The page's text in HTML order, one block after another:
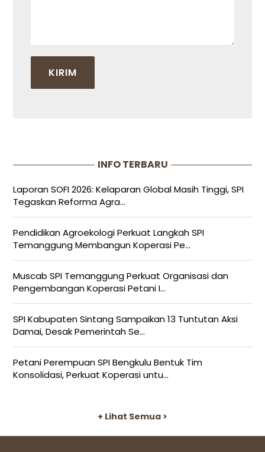
INFO TERBARU
Laporan SOFI 2026: Kelaparan Global Masih Tinggi, SPI
Tegaskan Reforma Agra...
Pendidikan Agroekologi Perkuat Langkah SPI
Temanggung Membangun Koperasi Pe...
Muscab SPI Temanggung Perkuat Organisasi dan
Pengembangan Koperasi Petani I...
SPI Kabupaten Sintang Sampaikan 13 Tuntutan Aksi
Damai, Desak Pemerintah Se...
Petani Perempuan SPI Bengkulu Bentuk Tim
Konsolidasi, Perkuat Koperasi untu...
+ Lihat Semua >